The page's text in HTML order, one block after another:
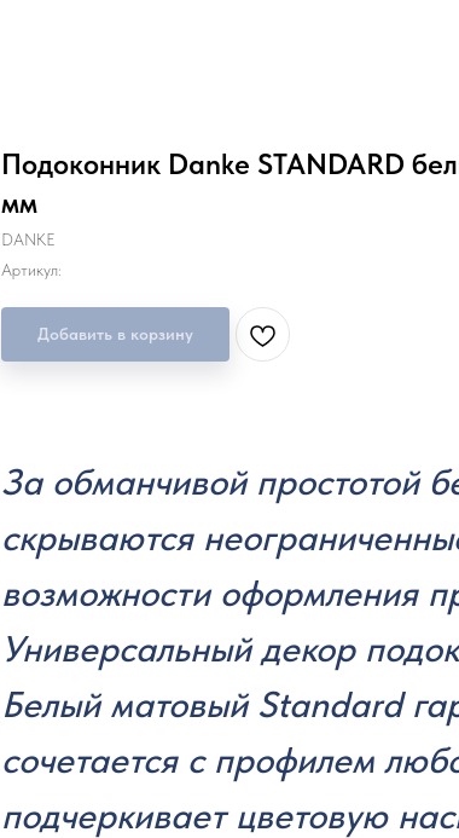
Подоконник Danke STANDARD
мм
DANKE
Артикул:
Добавить в корзину
За обманчивой простотой
скрываются
возможности оформления
Универсальный декор
Белый матовый Standard
сочетается с профилем
подчеркивает цветовую